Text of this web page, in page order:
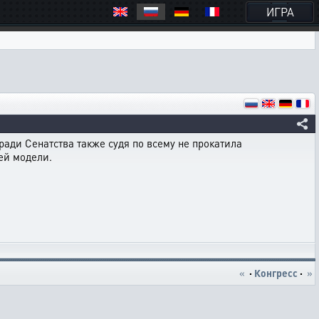
ИГРА
Сенатства также судя по всему не прокатила
модели.
« · Конгресс · »